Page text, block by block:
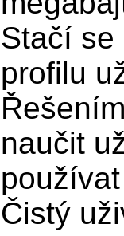
Stačí se
profilu
naučit
Čistý